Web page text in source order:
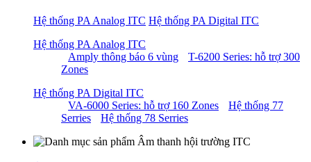
Hệ thống PA Analog ITC Hệ thống PA Digital ITC
Hệ thống PA Analog ITC
Amply thông báo 6 vùng
T-6200 Series: hỗ trợ 300
Zones
Hệ thống PA Digital ITC
VA-6000 Series: hỗ trợ 160 Zones
Hệ thống 77
Serries
Hệ thống 78 Serries